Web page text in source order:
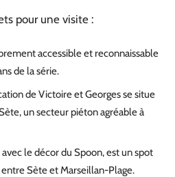
pour une visite :
accessible et reconnaissable
de la série.
de Victoire et Georges se situe
un secteur piéton agréable à
avec le décor du Spoon, est un spot
Sète et Marseillan-Plage.